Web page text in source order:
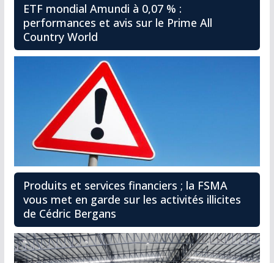
ETF mondial Amundi à 0,07 % :
performances et avis sur le Prime All
Country World
Produits et services financiers ; la FSMA
vous met en garde sur les activités illicites
de Cédric Bergans